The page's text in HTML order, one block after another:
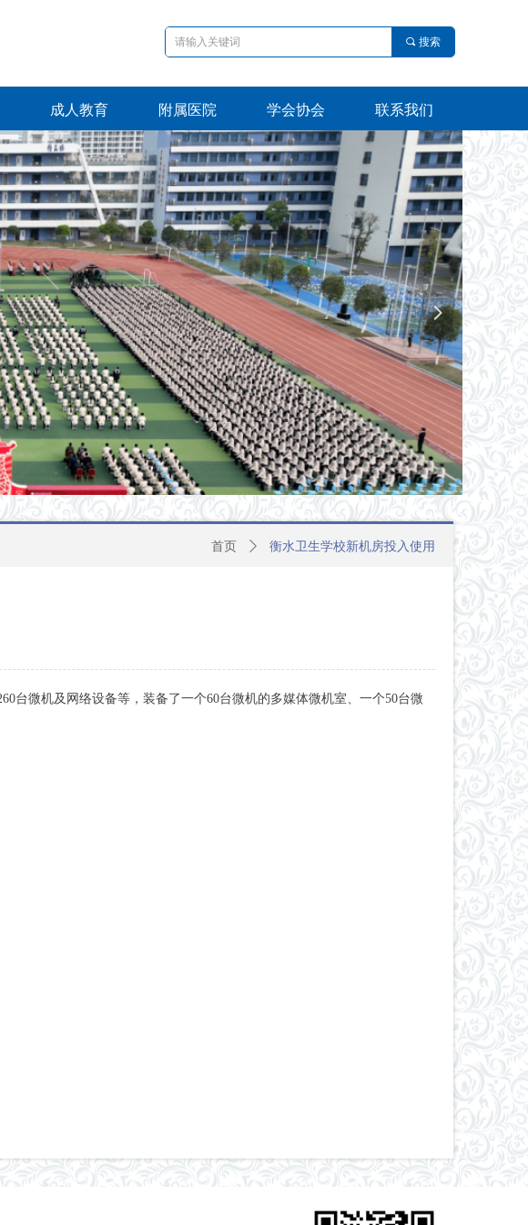
끠 搜索
成人教育
成人教育
附属医院
附属医院
学会协会
学会协会
联系我们
联系我们
首页 ꄲ 衡水卫生学校新机房投入使用
台微机及网络设备等，装备了一个60台微机的多媒体微机室、一个50台微
넲